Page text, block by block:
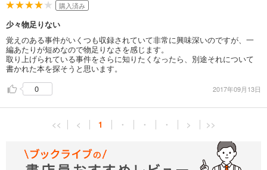
購入済み
少々物足りない
覚えのある事件がいくつも収録されていて非常に興味深いのですが、一
編あたりが短めなので物足りなさを感じます。
取り上げられている事件をさらに知りたくなったら、別途それについて
書かれた本を探そうと思います。
0
2017年09月13日
<< < 1 ・ ・ ・ > >>